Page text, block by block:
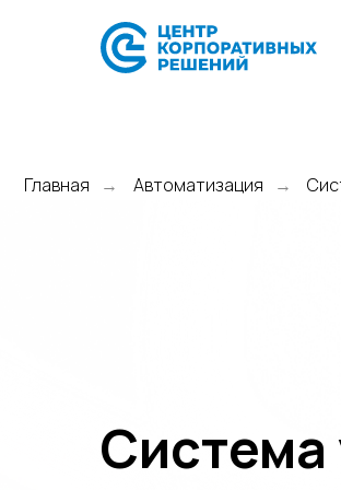
Главная → Автоматизация →
Система